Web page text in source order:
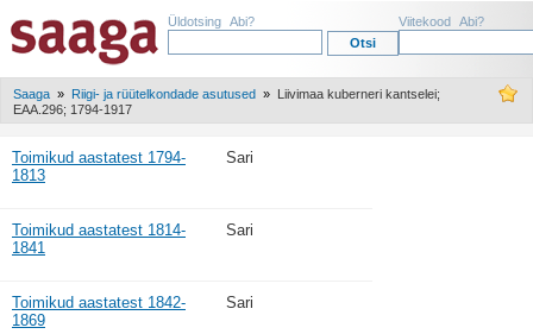
Üldotsing Abi? Viitekood Abi?
Saaga » Riigi- ja rüütelkondade asutused » Liivimaa kuberneri kantselei;
EAA.296; 1794-1917
Toimikud aastatest 1794-
1813
Sari
Toimikud aastatest 1814-
1841
Sari
Toimikud aastatest 1842-
1869
Sari